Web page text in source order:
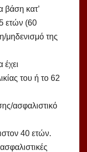
βάση κατ’
ετών (60
μηδενισμό της
του ή το 62
ασφαλιστικό
40 ετών.